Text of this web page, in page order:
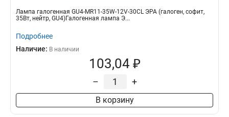
Лампа галогенная GU4-MR11-35W-12V-30CL ЭРА (галоген, софит,
35Вт, нейтр, GU4)Галогенная лампа Э...
Подробнее
Наличие: В наличии
103,04 ₽
– +
В корзину